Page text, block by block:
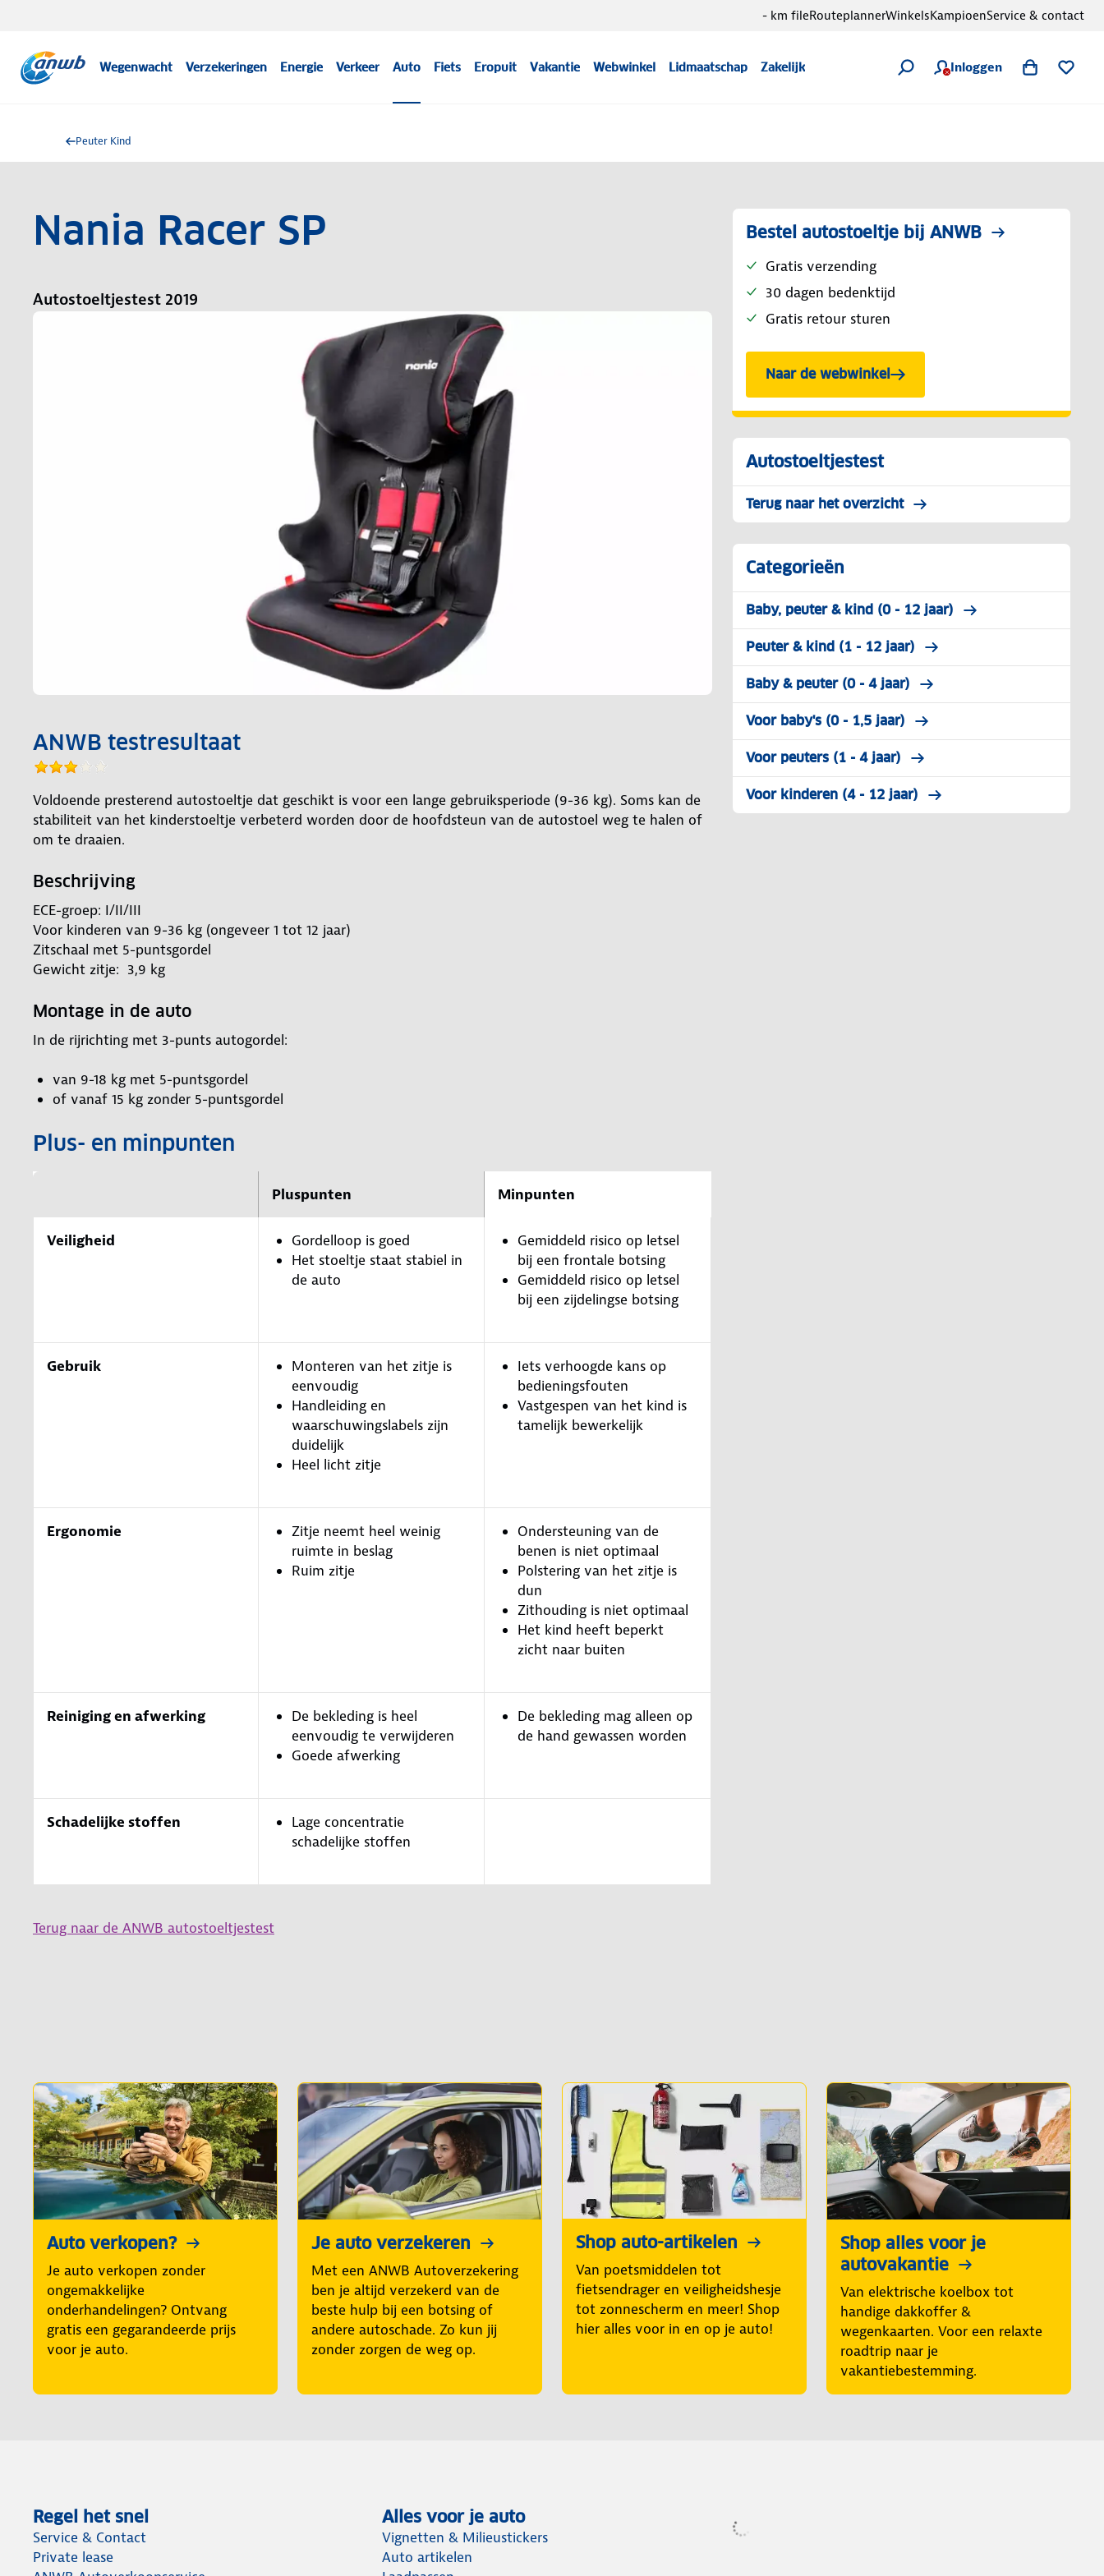
Wegenwacht Verzekeringen Energie Verkeer Auto Fiets Eropuit Vakantie Webwinkel Lidmaatschap Zakelijk Inloggen
- km fileRouteplannerWinkelsKampioenService & contact
Peuter Kind
Nania Racer SP
Autostoeltjestest 2019
ANWB testresultaat
Voldoende presterend autostoeltje dat geschikt is voor een lange gebruiksperiode (9-36 kg). Soms kan de
stabiliteit van het kinderstoeltje verbeterd worden door de hoofdsteun van de autostoel weg te halen of
om te draaien.
Beschrijving
ECE-groep: I/II/III
Voor kinderen van 9-36 kg (ongeveer 1 tot 12 jaar)
Zitschaal met 5-puntsgordel
Gewicht zitje: 3,9 kg
Montage in de auto
In de rijrichting met 3-punts autogordel:
van 9-18 kg met 5-puntsgordel
of vanaf 15 kg zonder 5-puntsgordel
Plus- en minpunten
Pluspunten Minpunten
Veiligheid
Gordelloop is goed
Het stoeltje staat stabiel in
de auto
Gemiddeld risico op letsel
bij een frontale botsing
Gemiddeld risico op letsel
bij een zijdelingse botsing
Gebruik
Monteren van het zitje is
eenvoudig
Handleiding en
waarschuwingslabels zijn
duidelijk
Heel licht zitje
Iets verhoogde kans op
bedieningsfouten
Vastgespen van het kind is
tamelijk bewerkelijk
Ergonomie
Zitje neemt heel weinig
ruimte in beslag
Ruim zitje
Ondersteuning van de
benen is niet optimaal
Polstering van het zitje is
dun
Zithouding is niet optimaal
Het kind heeft beperkt
zicht naar buiten
Reiniging en afwerking
De bekleding is heel
eenvoudig te verwijderen
Goede afwerking
De bekleding mag alleen op
de hand gewassen worden
Schadelijke stoffen
Lage concentratie
schadelijke stoffen
Terug naar de ANWB autostoeltjestest
Bestel autostoeltje bij ANWB
Gratis verzending
30 dagen bedenktijd
Gratis retour sturen
Naar de webwinkel
Autostoeltjestest
Terug naar het overzicht
Categorieën
Baby, peuter & kind (0 - 12 jaar)
Peuter & kind (1 - 12 jaar)
Baby & peuter (0 - 4 jaar)
Voor baby's (0 - 1,5 jaar)
Voor peuters (1 - 4 jaar)
Voor kinderen (4 - 12 jaar)
Auto verkopen?
Je auto verkopen zonder
ongemakkelijke
onderhandelingen? Ontvang
gratis een gegarandeerde prijs
voor je auto.
Je auto verzekeren
Met een ANWB Autoverzekering
ben je altijd verzekerd van de
beste hulp bij een botsing of
andere autoschade. Zo kun jij
zonder zorgen de weg op.
Shop auto-artikelen
Van poetsmiddelen tot
fietsendrager en veiligheidshesje
tot zonnescherm en meer! Shop
hier alles voor in en op je auto!
Shop alles voor je
autovakantie
Van elektrische koelbox tot
handige dakkoffer &
wegenkaarten. Voor een relaxte
roadtrip naar je
vakantiebestemming.
Regel het snel
Service & Contact
Private lease
Alles voor je auto
Vignetten & Milieustickers
Auto artikelen